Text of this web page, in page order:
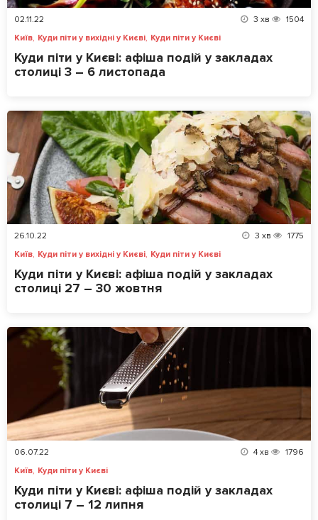
02.11.22 3 хв
1504
Київ, Куди піти у вихідні у Києві, Куди піти у Києві
Куди піти у Києві: афіша подій у закладах
столиці 3 – 6 листопада
26.10.22 3 хв
1775
Київ, Куди піти у вихідні у Києві, Куди піти у Києві
Куди піти у Києві: афіша подій у закладах
столиці 27 – 30 жовтня
06.07.22 4 хв
1796
Київ, Куди піти у Києві
Куди піти у Києві: афіша подій у закладах
столиці 7 – 12 липня